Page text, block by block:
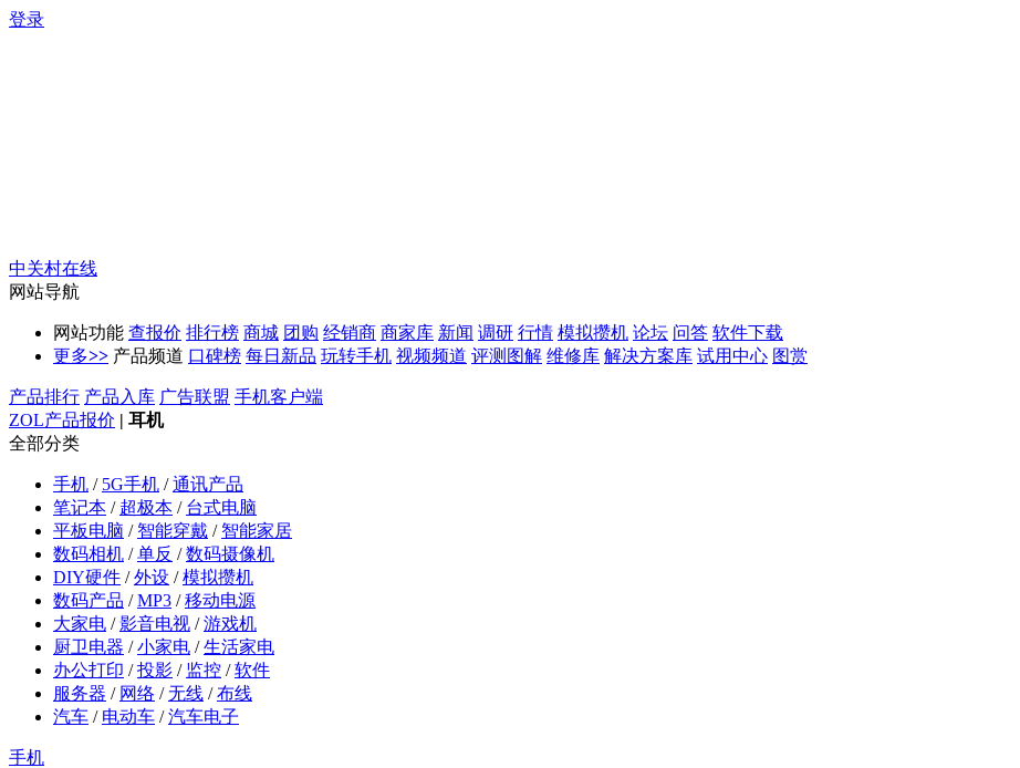
登录
中关村在线
网站导航
网站功能 查报价 排行榜 商城 团购 经销商 商家库 新闻 调研 行情 模拟攒机 论坛 问答 软件下载
更多>> 产品频道 口碑榜 每日新品 玩转手机 视频频道 评测图解 维修库 解决方案库 试用中心 图赏
产品排行 产品入库 广告联盟 手机客户端
ZOL产品报价 | 耳机
全部分类
手机 / 5G手机 /通讯产品
笔记本 / 超极本 / 台式电脑
平板电脑 / 智能穿戴 / 智能家居
数码相机 /单反 /数码摄像机
DIY硬件 /外设 /模拟攒机
数码产品 /MP3 /移动电源
大家电 /影音电视 /游戏机
厨卫电器 /小家电 /生活家电
办公打印 /投影 / 监控 /软件
服务器 / 网络 /无线 /布线
汽车 / 电动车 /汽车电子
手机